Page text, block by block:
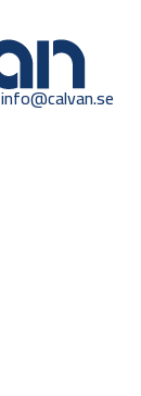
info@calvan.se